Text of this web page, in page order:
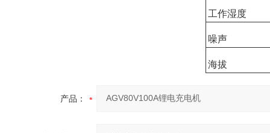
工作湿度
噪声
海拔
产品：